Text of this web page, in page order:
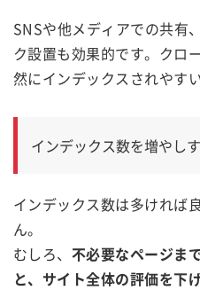
SNSや他メディアでの共有
ク設置も効果的です。クロ
然にインデックスされやす
インデックス数を増やし
インデックス数は多ければ
ん。
むしろ、 不必要なページま
と、サイト全体の評価を下